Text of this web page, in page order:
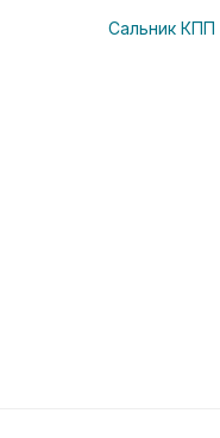
Сальник КПП